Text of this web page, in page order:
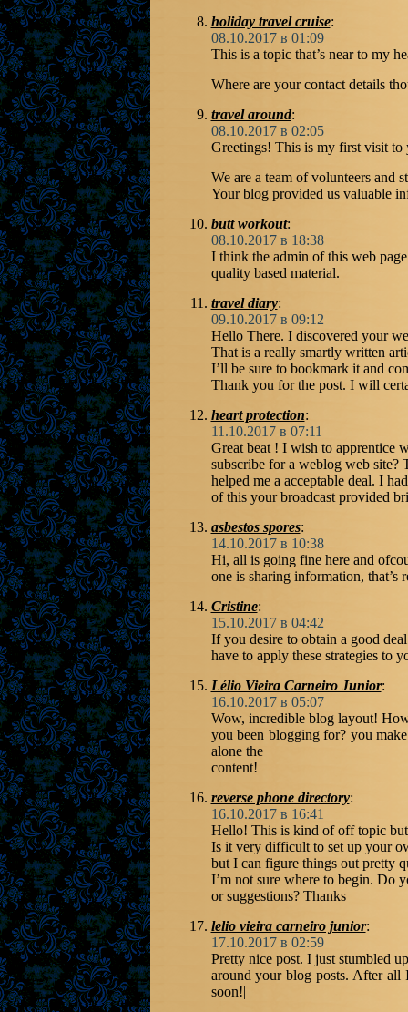
holiday travel cruise:
08.10.2017 в 01:09
This is a topic that’s near to my
Where are your contact details
travel around:
08.10.2017 в 02:05
Greetings! This is my first visit to
We are a team of volunteers and
Your blog provided us valuable
butt workout:
08.10.2017 в 18:38
I think the admin of this web
quality based material.
travel diary:
09.10.2017 в 09:12
Hello There. I discovered your
That is a really smartly written
I’ll be sure to bookmark it and
Thank you for the post. I will
heart protection:
11.10.2017 в 07:11
Great beat ! I wish to apprentice
subscribe for a weblog web site?
helped me a acceptable deal. I
of this your broadcast provided
asbestos spores:
14.10.2017 в 10:38
Hi, all is going fine here and
one is sharing information,
Cristine:
15.10.2017 в 04:42
If you desire to obtain a good
have to apply these strategies to
Lélio Vieira Carneiro Junior:
16.10.2017 в 05:07
Wow, incredible blog layout!
you been blogging for? you
alone the
content!
reverse phone directory:
16.10.2017 в 16:41
Hello! This is kind of off topic but
Is it very difficult to set up your
but I can figure things out pretty
I’m not sure where to begin. Do
or suggestions? Thanks
lelio vieira carneiro junior:
17.10.2017 в 02:59
Pretty nice post. I just stumbled
around your blog posts. After
soon!|